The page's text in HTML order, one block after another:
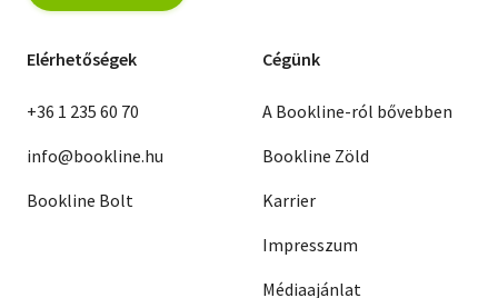
Elérhetőségek
+36 1 235 60 70
info@bookline.hu
Bookline Bolt
Cégünk
A Bookline-ról bővebben
Bookline Zöld
Karrier
Impresszum
Médiaajánlat